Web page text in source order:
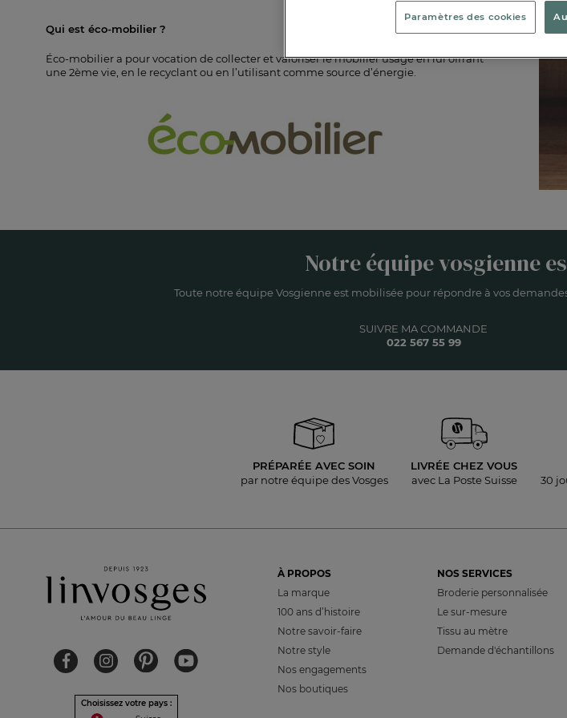
Qui est éco-mobilier ?
Éco-mobilier a pour vocation de collecter et valoriser le mobilier usagé en lui offrant
une 2ème vie, en le recyclant ou en l’utilisant comme source d’énergie.
Notre équipe vosgienne
Toute notre équipe Vosgienne est mobilisée pour répondre à vos
SUIVRE MA COMMANDE
022 567 55 99
PRÉPARÉE AVEC SOIN
par notre équipe des Vosges
LIVRÉE CHEZ VOUS
avec La Poste Suisse
30
Choisissez votre pays :
À PROPOS
La marque
100 ans d’histoire
Notre savoir-faire
Notre style
Nos engagements
Nos boutiques
NOS SERVICES
Broderie personnalisée
Le sur-mesure
Tissu au mètre
Demande d'échantillons
Paramètres des cookies